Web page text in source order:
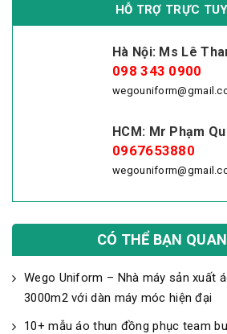
HỖ TRỢ TRỰC
Hà Nội: Ms Lê
098 343 0900
HCM: Mr Phạm
0967653880
CÓ THỂ BẠN
Wego Uniform – Nhà máy sản xuất
3000m2 với dàn máy móc hiện đại
10+ mẫu áo thun đồng phục team